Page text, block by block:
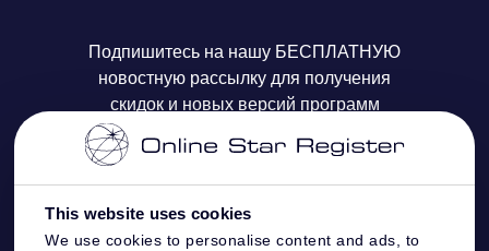
This website uses cookies
We use cookies to personalise content and ads, to
Отзывы
Подарочная карта OSR
Корпоративные подарки
Персонализированная страница Star Page
One Million Stars
OSR Starsaver
Платежная информация
Информация по доставке
Политика возврата
Подпишитесь на нашу БЕСПЛАТНУЮ
новостную рассылку для получения
скидок и новых версий программ